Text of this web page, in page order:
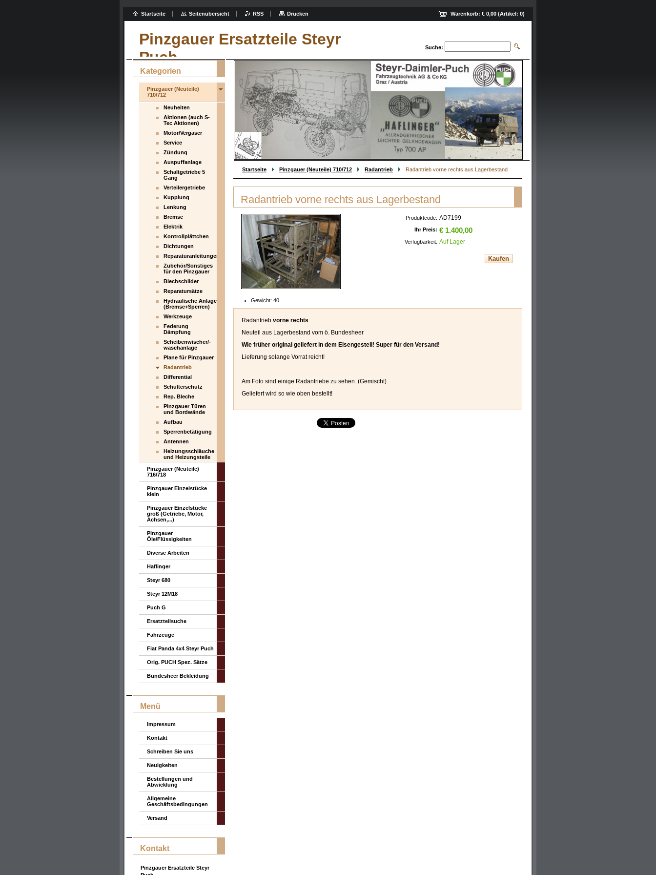
Pinzgauer Ersatzteile Steyr
Puch
Suche:
Startseite Pinzgauer (Neuteile) 710/712 Radantrieb Radantrieb vorne rechts aus Lagerbestand
Radantrieb vorne rechts aus Lagerbestand
Gewicht: 40
Produktcode: AD7199
Ihr Preis: € 1.400,00
Verfügbarkeit: Auf Lager
Radantrieb vorne rechts
Neuteil aus Lagerbestand vom ö. Bundesheer
Wie früher original geliefert in dem Eisengestell! Super für den Versand!
Lieferung solange Vorrat reicht!
Am Foto sind einige Radantriebe zu sehen. (Gemischt)
Geliefert wird so wie oben bestellt!
Kategorien
Pinzgauer (Neuteile)
710/712
Neuheiten
Aktionen (auch S-
Tec Aktionen)
Motor/Vergaser
Service
Zündung
Auspuffanlage
Schaltgetriebe 5
Gang
Verteilergetriebe
Kupplung
Lenkung
Bremse
Elektrik
Kontrollplättchen
Dichtungen
Reparaturanleitungen
Zubehör/Sonstiges
für den Pinzgauer
Blechschilder
Reparatursätze
Hydraulische Anlage
(Bremse+Sperren)
Werkzeuge
Federung
Dämpfung
Scheibenwischer/-
waschanlage
Plane für Pinzgauer
Radantrieb
Differential
Schulterschutz
Rep. Bleche
Pinzgauer Türen
und Bordwände
Aufbau
Sperrenbetätigung
Antennen
Heizungsschläuche
und Heizungsteile
Pinzgauer (Neuteile)
716/718
Pinzgauer Einzelstücke
klein
Pinzgauer Einzelstücke
groß (Getriebe, Motor,
Achsen,...)
Pinzgauer
Öle/Flüssigkeiten
Diverse Arbeiten
Haflinger
Steyr 680
Steyr 12M18
Puch G
Ersatzteilsuche
Fahrzeuge
Fiat Panda 4x4 Steyr Puch
Orig. PUCH Spez. Sätze
Bundesheer Bekleidung
Menü
Impressum
Kontakt
Schreiben Sie uns
Neuigkeiten
Bestellungen und
Abwicklung
Allgemeine
Geschäftsbedingungen
Versand
Kontakt
Pinzgauer Ersatzteile Steyr
Warenkorb: € 0,00 (Artikel: 0)
Startseite Seitenübersicht RSS Drucken